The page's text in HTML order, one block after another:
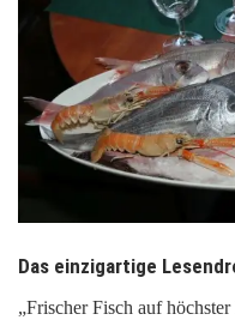
Das einzigartige
„Frischer Fisch auf